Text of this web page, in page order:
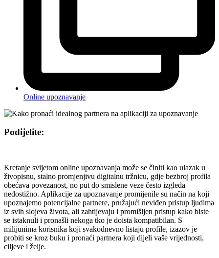
Online upoznavanje
Podijelite:
Kretanje svijetom online upoznavanja može se činiti kao ulazak u
živopisnu, stalno promjenjivu digitalnu tržnicu, gdje bezbroj profila
obećava povezanost, no put do smislene veze često izgleda
nedostižno. Aplikacije za upoznavanje promijenile su način na koji
upoznajemo potencijalne partnere, pružajući neviđen pristup ljudima
iz svih slojeva života, ali zahtijevaju i promišljen pristup kako biste
se istaknuli i pronašli nekoga tko je doista kompatibilan. S
milijunima korisnika koji svakodnevno listaju profile, izazov je
probiti se kroz buku i pronaći partnera koji dijeli vaše vrijednosti,
ciljeve i želje.